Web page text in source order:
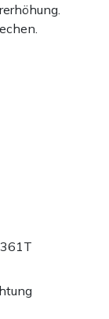
361T